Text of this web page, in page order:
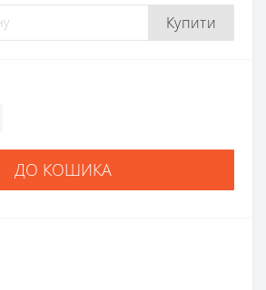
Купити
ДО КОШИКА